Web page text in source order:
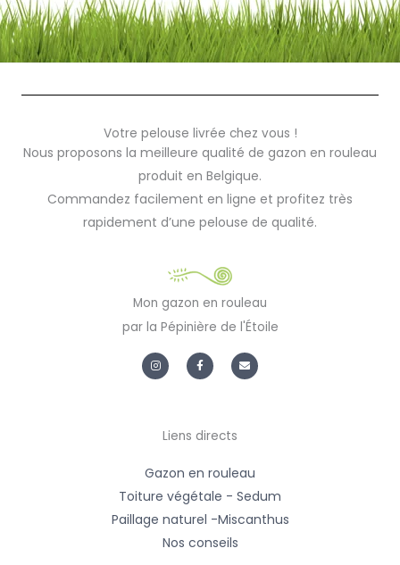
Votre pelouse livrée chez vous !
Nous proposons la meilleure qualité de gazon en rouleau
produit en Belgique.
Commandez facilement en ligne et profitez très
rapidement d’une pelouse de qualité.
Mon gazon en rouleau
par la Pépinière de l'Étoile
n
s
t
m
a
c
e
-
f
n
v
e
Liens directs
Gazon en rouleau
Toiture végétale - Sedum
Paillage naturel -Miscanthus
Nos conseils